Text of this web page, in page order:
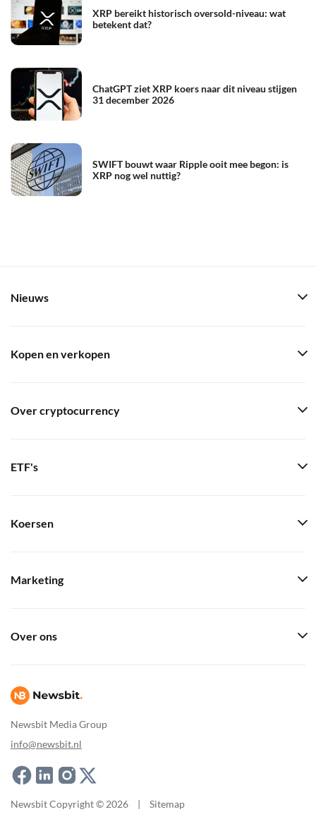
XRP bereikt historisch oversold-niveau: wat
betekent dat?
ChatGPT ziet XRP koers naar dit niveau stijgen
31 december 2026
SWIFT bouwt waar Ripple ooit mee begon: is
XRP nog wel nuttig?
Newsbit Media Group
info@newsbit.nl
Nieuws
Kopen en verkopen
Over cryptocurrency
ETF's
Koersen
Marketing
Over ons
Newsbit Copyright © 2026 | Sitemap